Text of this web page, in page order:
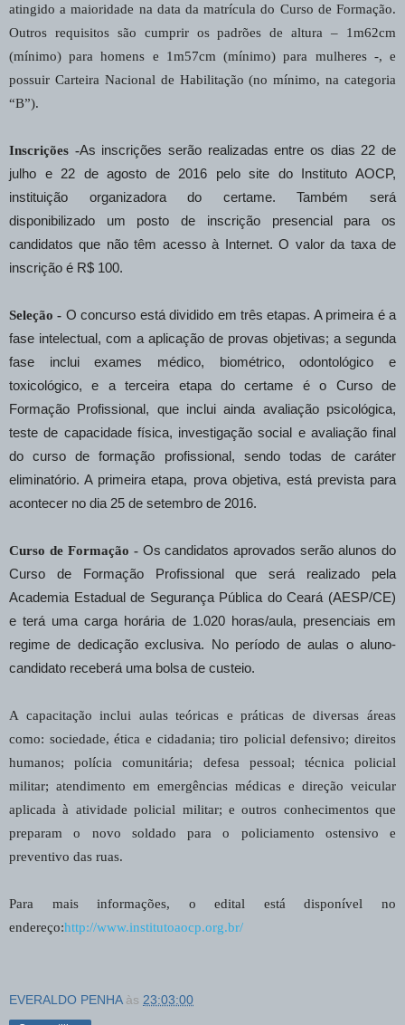
atingido a maioridade na data da matrícula do Curso de Formação.
Outros requisitos são cumprir os padrões de altura – 1m62cm
(mínimo) para homens e 1m57cm (mínimo) para mulheres -, e
possuir Carteira Nacional de Habilitação (no mínimo, na categoria
“B”).
Inscrições -As inscrições serão realizadas entre os dias 22 de
julho e 22 de agosto de 2016 pelo site do Instituto AOCP,
instituição organizadora do certame. Também será
disponibilizado um posto de inscrição presencial para os
candidatos que não têm acesso à Internet. O valor da taxa de
inscrição é R$ 100.
Seleção - O concurso está dividido em três etapas. A primeira é a
fase intelectual, com a aplicação de provas objetivas; a segunda
fase inclui exames médico, biométrico, odontológico e
toxicológico, e a terceira etapa do certame é o Curso de
Formação Profissional, que inclui ainda avaliação psicológica,
teste de capacidade física, investigação social e avaliação final
do curso de formação profissional, sendo todas de caráter
eliminatório. A primeira etapa, prova objetiva, está prevista para
acontecer no dia 25 de setembro de 2016.
Curso de Formação - Os candidatos aprovados serão alunos do
Curso de Formação Profissional que será realizado pela
Academia Estadual de Segurança Pública do Ceará (AESP/CE)
e terá uma carga horária de 1.020 horas/aula, presenciais em
regime de dedicação exclusiva. No período de aulas o aluno-
candidato receberá uma bolsa de custeio.
A capacitação inclui aulas teóricas e práticas de diversas áreas
como: sociedade, ética e cidadania; tiro policial defensivo; direitos
humanos; polícia comunitária; defesa pessoal; técnica policial
militar; atendimento em emergências médicas e direção veicular
aplicada à atividade policial militar; e outros conhecimentos que
preparam o novo soldado para o policiamento ostensivo e
preventivo das ruas.
Para mais informações, o edital está disponível no
endereço:http://www.institutoaocp.org.br/
EVERALDO PENHA às 23:03:00